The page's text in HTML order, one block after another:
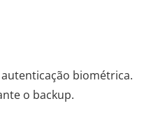
biométrica.
o backup.